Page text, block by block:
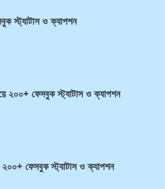
স্ট্যাটাস ও ক্যাপশন
২০০+ ফেসবুক স্ট্যাটাস ও ক্যাপশন
২০০+ ফেসবুক স্ট্যাটাস ও ক্যাপশন